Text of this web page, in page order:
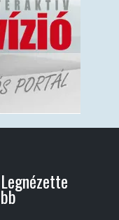
Legnézette
Bb